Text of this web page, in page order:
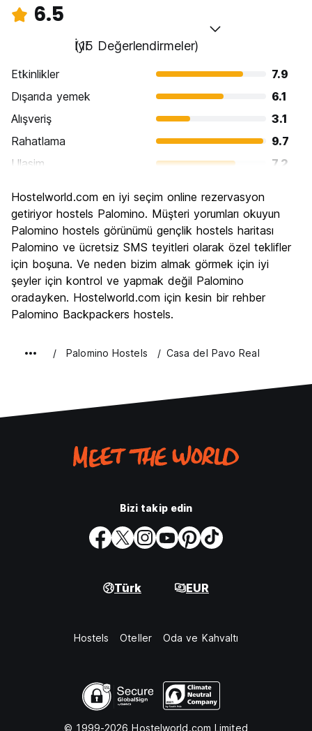
6.5
İyi
(15 Değerlendirmeler)
Etkinlikler
7.9
Dışarıda yemek
6.1
Alışveriş
3.1
Rahatlama
9.7
Ulasim
7.2
Kültür
6.0
Gece hayatı
3.7
Ekonomik
8.4
Hostelworld.com en iyi seçim online rezervasyon
getiriyor hostels Palomino. Müşteri yorumları okuyun
Palomino hostels görünümü gençlik hostels haritası
Palomino ve ücretsiz SMS teyitleri olarak özel teklifler
için boşuna. Ve neden bizim almak görmek için iyi
şeyler için kontrol ve yapmak değil Palomino
oradayken. Hostelworld.com için kesin bir rehber
Palomino Backpackers hostels.
Palomino Hostels Casa del Pavo Real
Bizi takip edin
Türk EUR
Hostels Oteller Oda ve Kahvaltı
© 1999-2026 Hostelworld.com Limited